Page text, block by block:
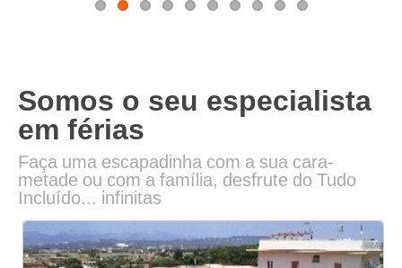
Somos o seu especialista
em férias
Faça uma escapadinha com a sua cara-
metade ou com a família, desfrute do Tudo
Incluído... infinitas